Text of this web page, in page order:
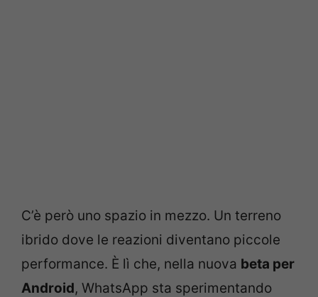
C’è però uno spazio in mezzo. Un terreno
ibrido dove le reazioni diventano piccole
performance. È lì che, nella nuova beta per
Android, WhatsApp sta sperimentando